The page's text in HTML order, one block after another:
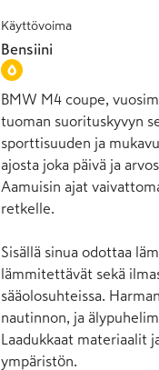
Käyttövoima
Bensiini
BMW M4 coupe,
tuoman suorituskyvyn
sporttisuuden ja
ajosta joka päivä ja
Aamuisin ajat
retkelle.
Sisällä sinua odottaa
lämmitettävät sekä
sääolosuhteissa.
nautinnon, ja
Laadukkaat materiaalit
ympäristön.